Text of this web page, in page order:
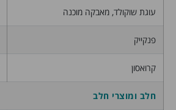
עוגת שוקולד, מאבקה מוכנה
פנקייק
קרואסון
חלב ומוצרי חלב